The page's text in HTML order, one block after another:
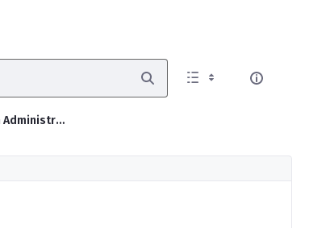
340 Departamento de Gestion Administrativa